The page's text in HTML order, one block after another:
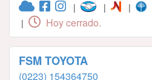
| | |
|
Hoy cerrado.
FSM TOYOTA
(0223) 154364750